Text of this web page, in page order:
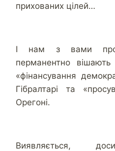
прихованих цілей…
І нам з вами
перманентно
«фінансування
Гібралтарі та
Орегоні.
Виявляється,